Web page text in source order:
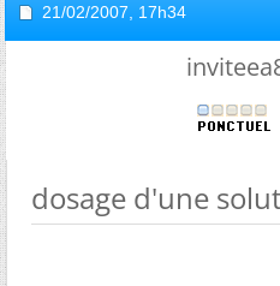
21/02/2007, 17h34
dosage d'une